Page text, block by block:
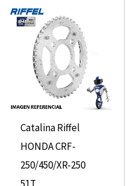
Catalina Riffel
HONDA CRF-
250/450/XR-250